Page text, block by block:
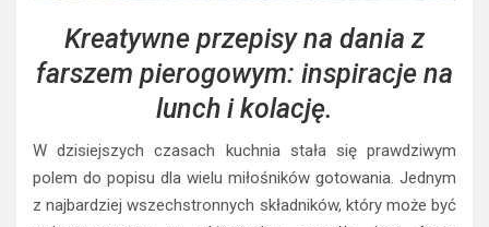
Kreatywne przepisy na dania z
farszem pierogowym: inspiracje na
lunch i kolację.
W dzisiejszych czasach kuchnia stała się prawdziwym
polem do popisu dla wielu miłośników gotowania. Jednym
z najbardziej wszechstronnych składników, który może być